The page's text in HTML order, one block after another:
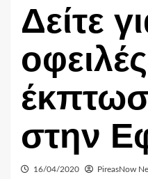
Δείτε
στην
16/04/2020 PireasNow